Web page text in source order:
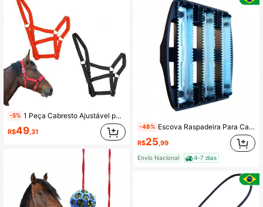
-5% 1 Peça Cabresto Ajustável para Cavalo, Cabeçada de Cavalo em Fita de PP de 2,5 cm de Largura, Adequado para Vários Cenários de Treinamento e Equitação, Essencial para Equitação ao Ar Livre
R$49 ,31
-48% Escova Raspadeira Para Cavalos Éguas Muares Equinos Envio Imediato -Melhor Preço-
R$25 ,99
Envio Nacional 4-7 dias